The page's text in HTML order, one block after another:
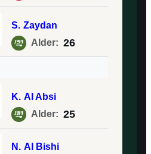
S. Zaydan
Alder: 26
K. Al Absi
Alder: 25
N. Al Bishi